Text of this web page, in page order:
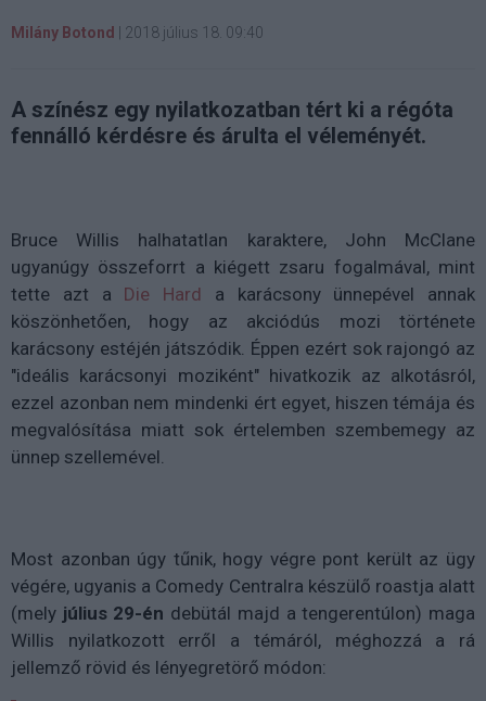
Milány Botond 2018 július 18. 09:40
A színész egy nyilatkozatban tért ki a régóta
fennálló kérdésre és árulta el véleményét.
Bruce Willis halhatatlan karaktere, John McClane
ugyanúgy összeforrt a kiégett zsaru fogalmával, mint
tette azt a Die Hard a karácsony ünnepével annak
köszönhetően, hogy az akciódús mozi története
karácsony estéjén játszódik. Éppen ezért sok rajongó az
"ideális karácsonyi moziként" hivatkozik az alkotásról,
ezzel azonban nem mindenki ért egyet, hiszen témája és
megvalósítása miatt sok értelemben szembemegy az
ünnep szellemével.
Most azonban úgy tűnik, hogy végre pont került az ügy
végére, ugyanis a Comedy Centralra készülő roastja alatt
(mely július 29-én debütál majd a tengerentúlon) maga
Willis nyilatkozott erről a témáról, méghozzá a rá
jellemző rövid és lényegretörő módon: